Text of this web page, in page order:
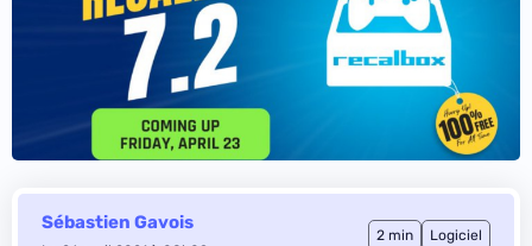
Sébastien Gavois
2 min Logiciel